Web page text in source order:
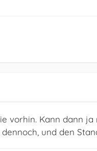
vorhin. Kann dann
und den